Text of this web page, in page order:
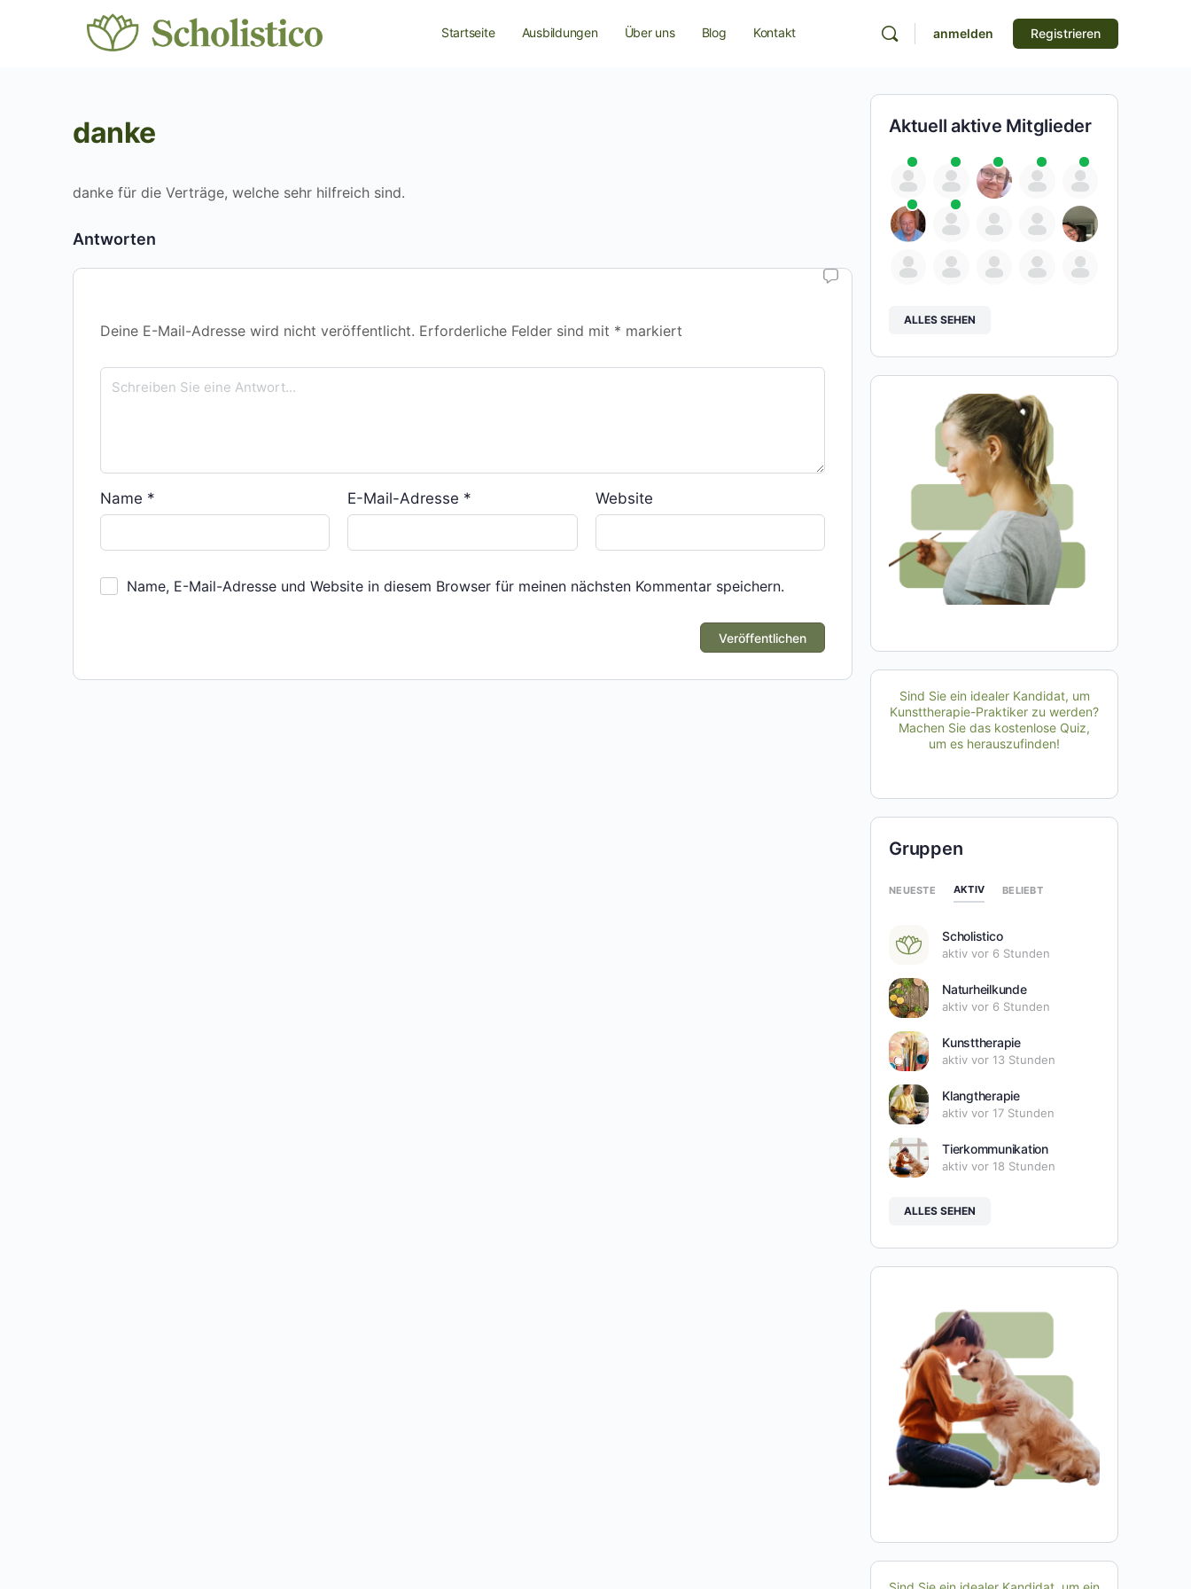
Startseite Ausbildungen Über uns Blog Kontakt anmelden Registrieren
danke
danke für die Verträge, welche sehr hilfreich sind.
Antworten
Deine E-Mail-Adresse wird nicht veröffentlicht. Erforderliche Felder sind mit * markiert
Name * E-Mail-Adresse * Website
Name, E-Mail-Adresse und Website in diesem Browser für meinen nächsten Kommentar speichern.
Aktuell aktive Mitglieder
ALLES SEHEN
Sind Sie ein idealer Kandidat, um
Kunsttherapie-Praktiker zu werden?
Machen Sie das kostenlose Quiz,
um es herauszufinden!
Gruppen
NEUESTE AKTIV BELIEBT
Scholistico
aktiv vor 6 Stunden
Naturheilkunde
aktiv vor 6 Stunden
Kunsttherapie
aktiv vor 13 Stunden
Klangtherapie
aktiv vor 17 Stunden
Tierkommunikation
aktiv vor 18 Stunden
ALLES SEHEN